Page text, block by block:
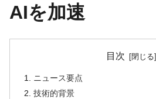
AIを加速
目次
ニュース要点
技術的背景